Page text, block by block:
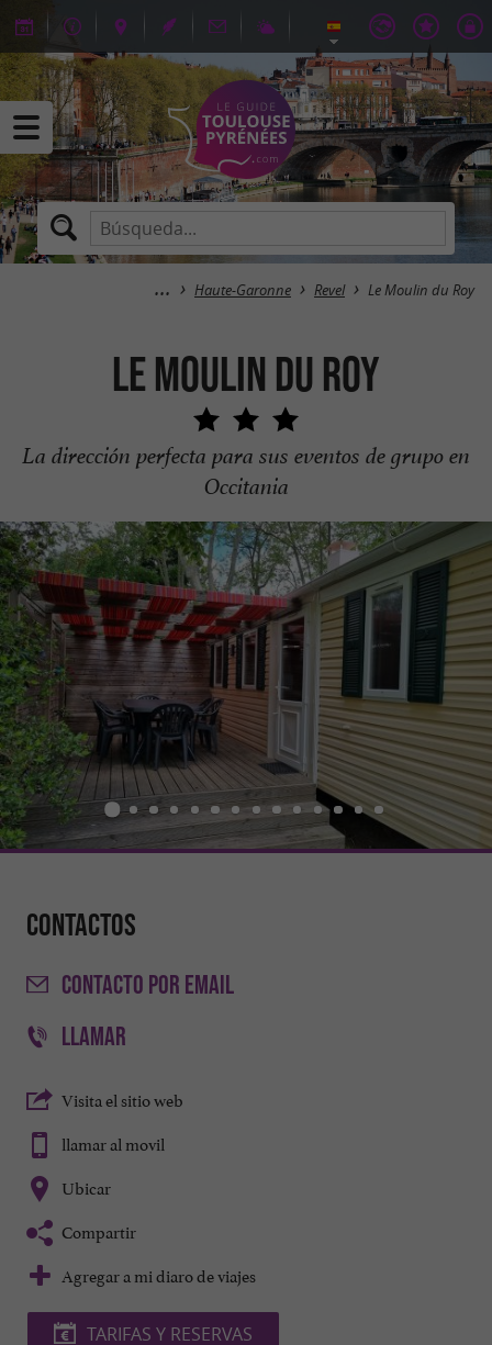
Haute-Garonne Revel Le Moulin du Roy
Le Moulin du Roy
La dirección perfecta para sus eventos de grupo en
Occitania
Contactos
CONTACTO POR EMAIL
LLAMAR
Visita el sitio web
llamar al movil
Ubicar
Compartir
Agregar a mi diaro de viajes
TARIFAS Y RESERVAS